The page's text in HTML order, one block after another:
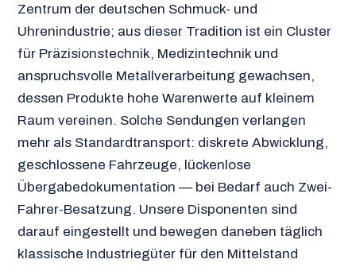
Zentrum der deutschen Schmuck- und
Uhrenindustrie; aus dieser Tradition ist ein Cluster
für Präzisionstechnik, Medizintechnik und
anspruchsvolle Metallverarbeitung gewachsen,
dessen Produkte hohe Warenwerte auf kleinem
Raum vereinen. Solche Sendungen verlangen
mehr als Standardtransport: diskrete Abwicklung,
geschlossene Fahrzeuge, lückenlose
Übergabedokumentation — bei Bedarf auch Zwei-
Fahrer-Besatzung. Unsere Disponenten sind
darauf eingestellt und bewegen daneben täglich
klassische Industriegüter für den Mittelstand